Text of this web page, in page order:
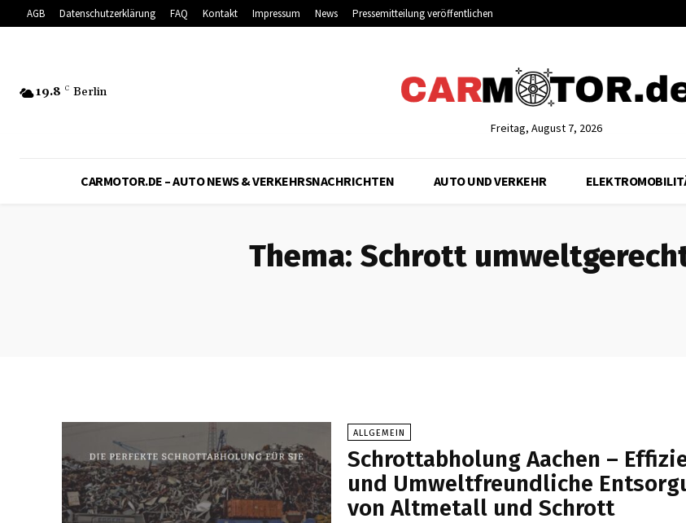
AGB Datenschutzerklärung FAQ Kontakt Impressum News Pressemitteilung veröffentlichen
19.8 C Berlin
Freitag, August 7, 2026
CARMOTOR.DE – AUTO NEWS & VERKEHRSNACHRICHTEN AUTO UND VERKEHR
Thema: Schrott
ALLGEMEIN
Schrottabholung Aachen –
und Umweltfreundliche
von Altmetall und Schrott